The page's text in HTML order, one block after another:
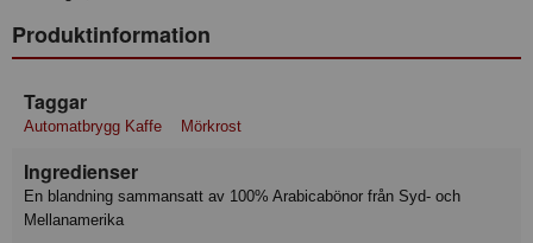
Produktinformation
Taggar
Automatbrygg Kaffe Mörkrost
Ingredienser
En blandning sammansatt av 100% Arabicabönor från Syd- och
Mellanamerika